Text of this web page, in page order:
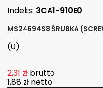
Indeks: 3CA1-910E0
MS24694S8 ŚRUBKA
(0)
2,31 zł brutto
1,88 zł netto